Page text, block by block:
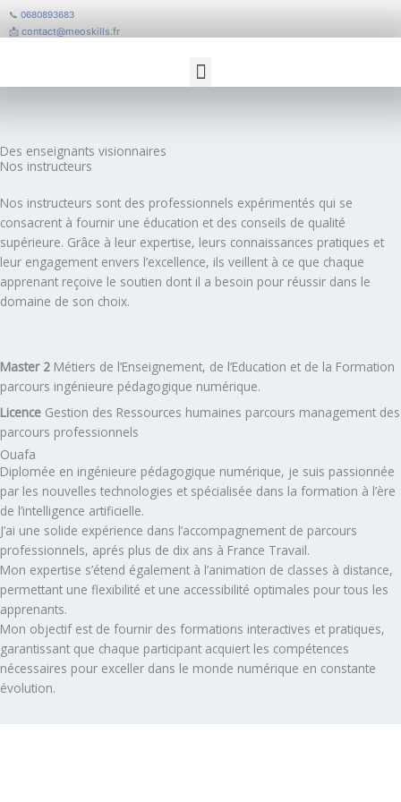
Aller
au
📞 0680893683
📩 contact@meoskills.fr
Menu
Des enseignants visionnaires
Nos instructeurs
Nos instructeurs sont des professionnels expérimentés qui se
consacrent à fournir une éducation et des conseils de qualité
supérieure. Grâce à leur expertise, leurs connaissances pratiques et
leur engagement envers l’excellence, ils veillent à ce que chaque
apprenant reçoive le soutien dont il a besoin pour réussir dans le
domaine de son choix.
Master 2 Métiers de l’Enseignement, de l’Education et de la Formation
parcours ingénieure pédagogique numérique.
Licence Gestion des Ressources humaines parcours management des
parcours professionnels
Ouafa
Diplomée en ingénieure pédagogique numérique, je suis passionnée
par les nouvelles technologies et spécialisée dans la formation à l’ère
de l’intelligence artificielle.
J’ai une solide expérience dans l’accompagnement de parcours
professionnels, aprés plus de dix ans à France Travail.
Mon expertise s’étend également à l’animation de classes à distance,
permettant une flexibilité et une accessibilité optimales pour tous les
apprenants.
Mon objectif est de fournir des formations interactives et pratiques,
garantissant que chaque participant acquiert les compétences
nécessaires pour exceller dans le monde numérique en constante
évolution.